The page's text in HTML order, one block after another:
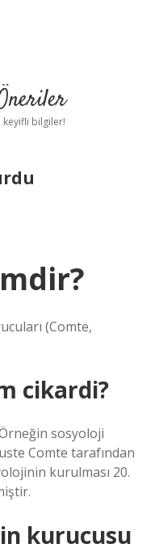
bilgiler!
(Comte,
cikardi?
sosyoloji
Comte tarafından
kurulması 20.
kurucusu